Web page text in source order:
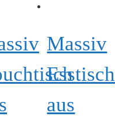
Massiv
Esstisch
aus